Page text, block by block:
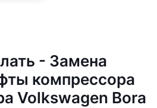
- Замена
компрессора
Volkswagen Bora